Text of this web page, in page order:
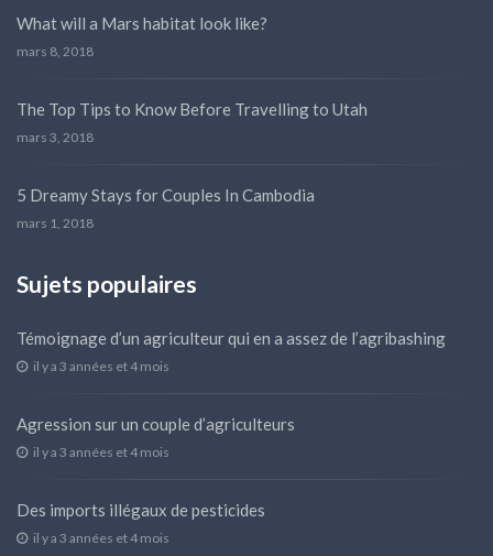
What will a Mars habitat look like?
mars 8, 2018
The Top Tips to Know Before Travelling to Utah
mars 3, 2018
5 Dreamy Stays for Couples In Cambodia
mars 1, 2018
Sujets populaires
Témoignage d’un agriculteur qui en a assez de l’agribashing
il y a 3 années et 4 mois
Agression sur un couple d’agriculteurs
il y a 3 années et 4 mois
Des imports illégaux de pesticides
il y a 3 années et 4 mois